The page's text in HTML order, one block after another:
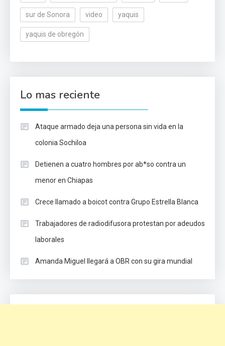
sur de Sonora video yaquis
yaquis de obregón
Lo mas reciente
Ataque armado deja una persona sin vida en la
colonia Sochiloa
Detienen a cuatro hombres por ab*so contra un
menor en Chiapas
Crece llamado a boicot contra Grupo Estrella Blanca
Trabajadores de radiodifusora protestan por adeudos
laborales
Amanda Miguel llegará a OBR con su gira mundial